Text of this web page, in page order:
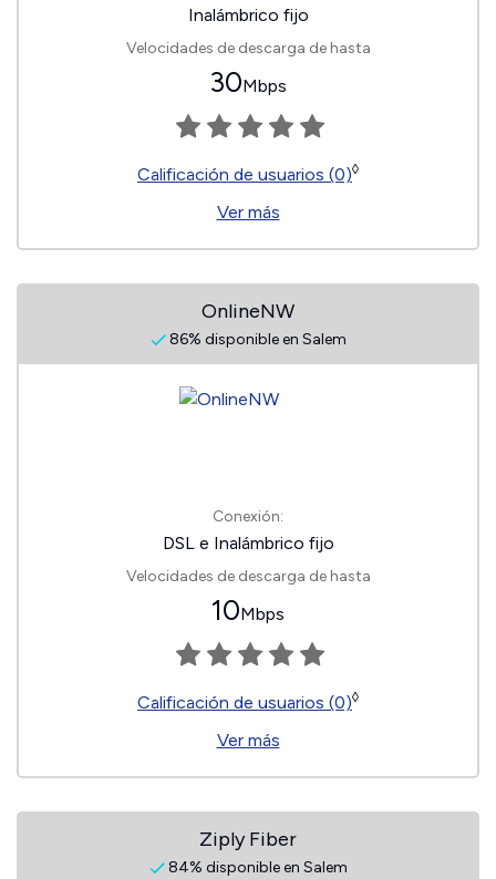
Inalámbrico fijo
Velocidades de descarga de hasta
30Mbps
Calificación de usuarios (0)◊
Ver más
OnlineNW
86% disponible en Salem
Conexión:
DSL e Inalámbrico fijo
Velocidades de descarga de hasta
10Mbps
Calificación de usuarios (0)◊
Ver más
Ziply Fiber
84% disponible en Salem